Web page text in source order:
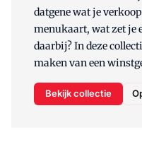
datgene wat je
menukaart, wat zet je
daarbij? In deze
maken van een
Bekijk collectie